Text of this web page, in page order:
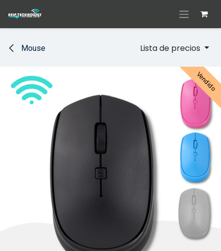
Mouse Lista de precios
Vendido